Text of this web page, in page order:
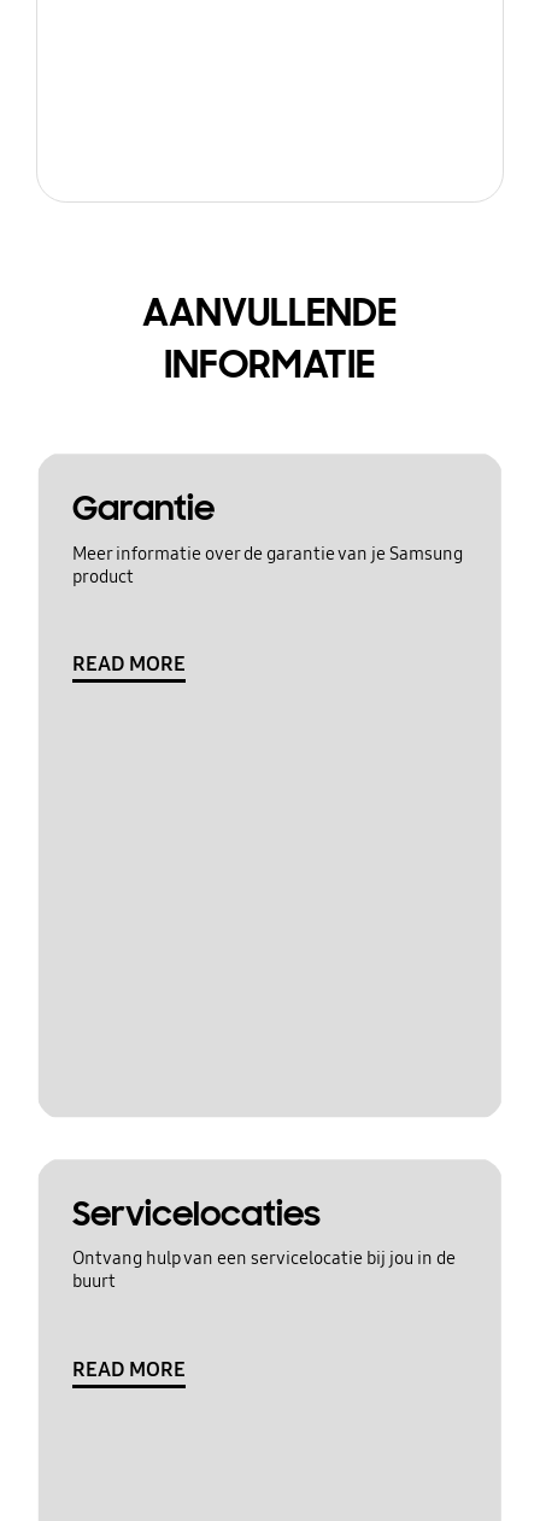
AANVULLENDE
INFORMATIE
Garantie
Meer informatie over de garantie van je Samsung
product
READ MORE
Servicelocaties
Ontvang hulp van een servicelocatie bij jou in de
buurt
READ MORE